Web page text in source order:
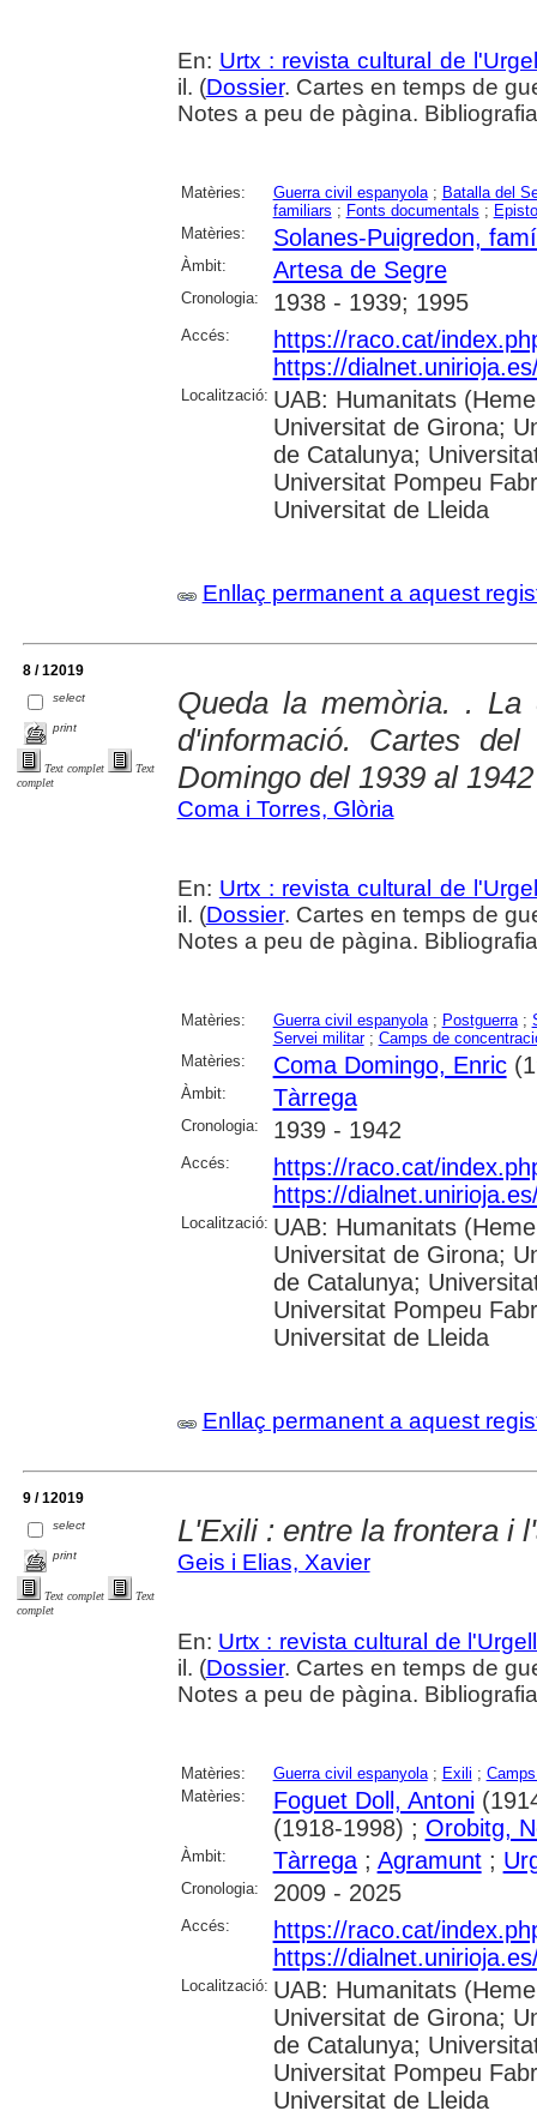
En: Urtx : revista cultural de
il. (Dossier. Cartes en temps de
Notes a peu de pàgina.
Matèries: Guerra civil espanyola; Batalla del
familiars ; Fonts documentals ;
Matèries:
Solanes-Puigredon,
Àmbit: Artesa de Segre
Cronologia: 1938 - 1939; 1995
Accés:
https://raco.cat/
https://
Localització: UAB: Humanitats
Universitat de Girona;
de Catalunya;
Universitat Pompeu
Universitat de Lleida
Enllaç permanent a aquest
8 / 12019
select
print
Text complet
Text
complet
Queda la memòria. . La
d'informació. Cartes
Domingo del 1939 al 1942
Coma i Torres, Glòria
En: Urtx : revista cultural de
il. (Dossier. Cartes en temps de
Notes a peu de pàgina.
Matèries: Guerra civil espanyola; Postguerra;
Servei militar; Camps de
Matèries:
Coma Domingo, Enric
Àmbit: Tàrrega
Cronologia: 1939 - 1942
Accés:
https://raco.cat/
https://
Localització: UAB: Humanitats
Universitat de Girona;
de Catalunya;
Universitat Pompeu
Universitat de Lleida
Enllaç permanent a aquest
9 / 12019
select
print
Text complet
Text
complet
L'Exili : entre la frontera i
Geis i Elias, Xavier
En: Urtx : revista cultural de l'Urgell
il. (Dossier. Cartes en temps de
Notes a peu de pàgina.
Matèries: Guerra civil espanyola; Exili ;
Matèries:
Foguet Doll, Antoni
(1918-1998) ; Orobitg,
Àmbit: Tàrrega; Agramunt;
Cronologia: 2009 - 2025
Accés:
https://raco.cat/
https://
Localització: UAB: Humanitats
Universitat de Girona;
de Catalunya;
Universitat Pompeu
Universitat de Lleida